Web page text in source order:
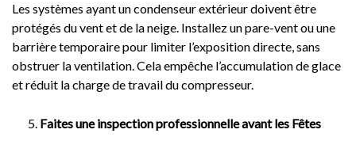
Les systèmes ayant un condenseur extérieur doivent être
protégés du vent et de la neige. Installez un pare-vent ou une
barrière temporaire pour limiter l’exposition directe, sans
obstruer la ventilation. Cela empêche l’accumulation de glace
et réduit la charge de travail du compresseur.
Faites une inspection professionnelle avant les Fêtes